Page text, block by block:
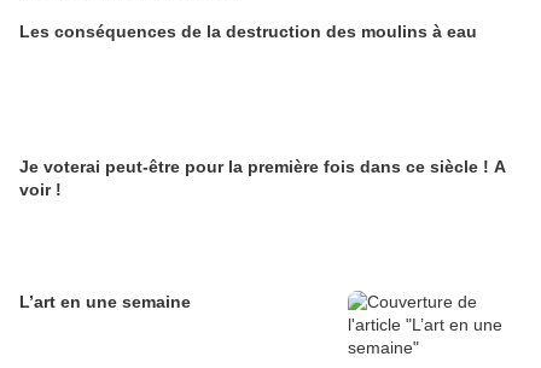
Les conséquences de la destruction des moulins à eau
Je voterai peut-être pour la première fois dans ce siècle ! A
voir !
L’art en une semaine